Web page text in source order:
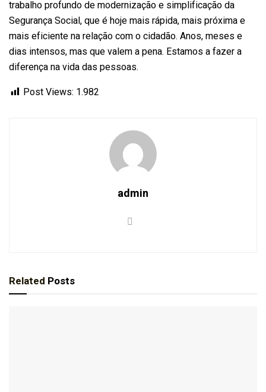
trabalho profundo de modernização e simplificação da
Segurança Social, que é hoje mais rápida, mais próxima e
mais eficiente na relação com o cidadão. Anos, meses e
dias intensos, mas que valem a pena. Estamos a fazer a
diferença na vida das pessoas.
Post Views: 1.982
admin
Related Posts